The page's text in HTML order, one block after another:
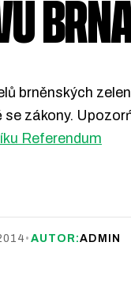
brněnských
zákony.
Referendum
• AUTOR:ADMIN